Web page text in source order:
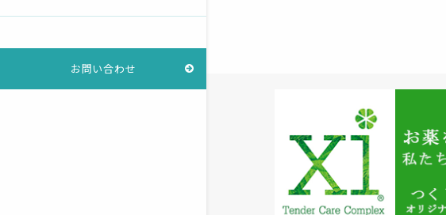
お問い合わせ